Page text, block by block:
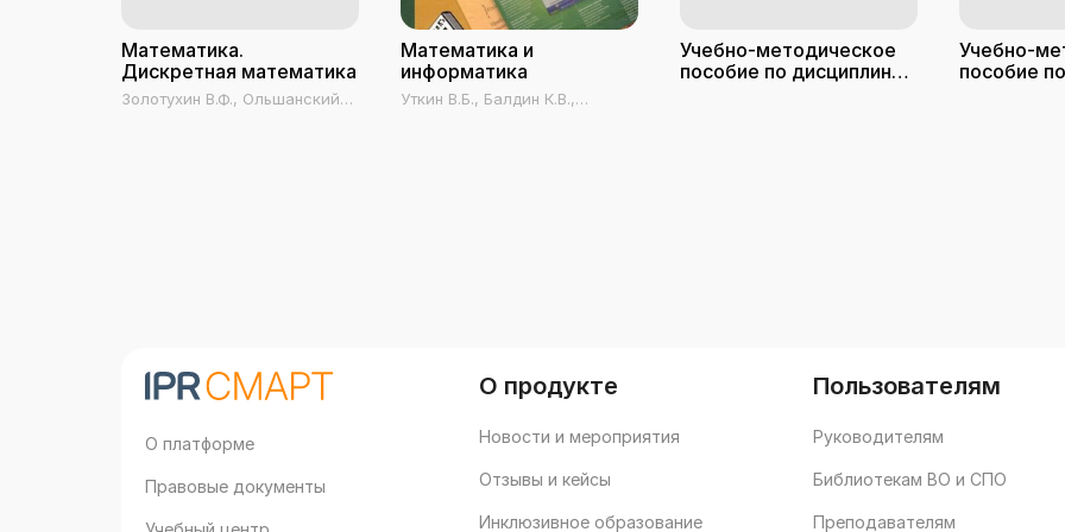
Математика.
Дискретная математика
Золотухин В.Ф., Ольшанский
Математика и
информатика
Уткин В.Б., Балдин К.В.,
Учебно-методическое
пособие по дисциплине
Учебно-
пособие
О платформе
Правовые документы
О продукте
Новости и мероприятия
Отзывы и кейсы
Инклюзивное образование
Пользователям
Руководителям
Библиотекам ВО и СПО
Преподавателям